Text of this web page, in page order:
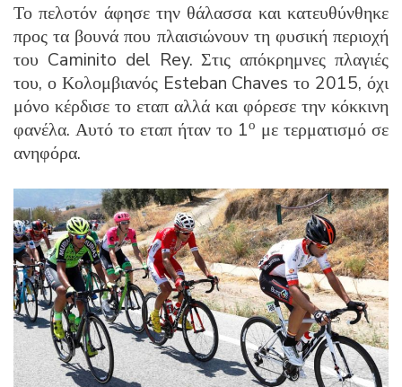
Το πελοτόν άφησε την θάλασσα και κατευθύνθηκε
προς τα βουνά που πλαισιώνουν τη φυσική περιοχή
του Caminito del Rey. Στις απόκρημνες πλαγιές
του, ο Κολομβιανός Esteban Chaves το 2015, όχι
μόνο κέρδισε το εταπ αλλά και φόρεσε την κόκκινη
φανέλα. Αυτό το εταπ ήταν το 1ο με τερματισμό σε
ανηφόρα.